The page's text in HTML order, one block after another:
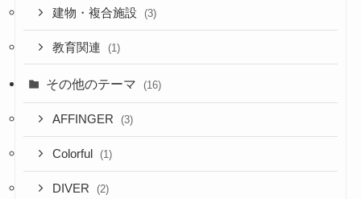
建物・複合施設 (3)
教育関連 (1)
その他のテーマ (16)
AFFINGER (3)
Colorful (1)
DIVER (2)